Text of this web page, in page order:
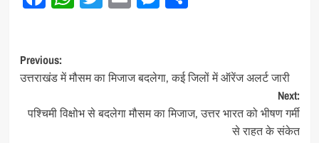
Post
navigation
Previous:
उत्तराखंड में मौसम का मिजाज बदलेगा, कई जिलों में ऑरेंज अलर्ट जारी
Next:
पश्चिमी विक्षोभ से बदलेगा मौसम का मिजाज, उत्तर भारत को भीषण गर्मी
से राहत के संकेत